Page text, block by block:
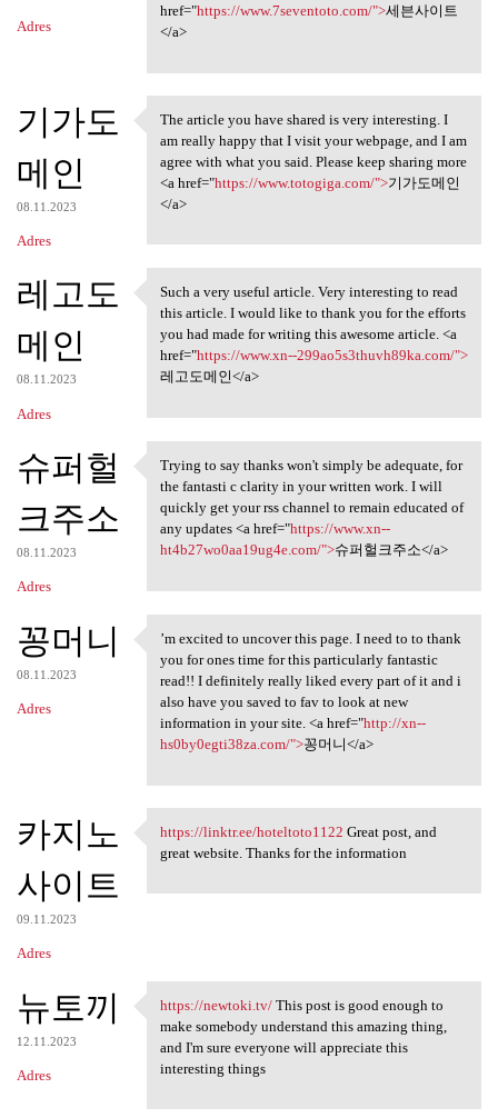
Adres
href="https://www.7seventoto.com/">세븐사이트
</a>
기가도
메인
08.11.2023
Adres
The article you have shared
The article you have shared is very interesting. I
am really happy that I visit your webpage, and I am
agree with what you said. Please keep sharing more
<a href="https://www.totogiga.com/">기가도메인
</a>
레고도
메인
08.11.2023
Adres
Such a very useful article.
Such a very useful article. Very interesting to read
this article. I would like to thank you for the efforts
you had made for writing this awesome article. <a
href="https://www.xn--299ao5s3thuvh89ka.com/">
레고도메인</a>
슈퍼헐
크주소
08.11.2023
Adres
Trying to say thanks won't
Trying to say thanks won't simply be adequate, for
the fantasti c clarity in your written work. I will
quickly get your rss channel to remain educated of
any updates <a href="https://www.xn--
ht4b27wo0aa19ug4e.com/">슈퍼헐크주소</a>
꽁머니
08.11.2023
Adres
’m excited to uncover this
’m excited to uncover this page. I need to to thank
you for ones time for this particularly fantastic
read!! I definitely really liked every part of it and i
also have you saved to fav to look at new
information in your site. <a href="http://xn--
hs0by0egti38za.com/">꽁머니</a>
카지노
사이트
09.11.2023
Adres
https://linktr.ee
https://linktr.ee/hoteltoto1122 Great post, and
great website. Thanks for the information
뉴토끼
12.11.2023
Adres
https://newtoki.tv/ This post
https://newtoki.tv/This post is good enough to
make somebody understand this amazing thing,
and I'm sure everyone will appreciate this
interesting things